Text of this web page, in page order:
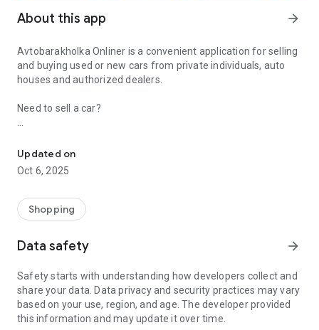
About this app arrow_forward
Avtobarakholka Onliner is a convenient application for selling
and buying used or new cars from private individuals, auto
houses and authorized dealers.
Need to sell a car?
created account.
- Add a few photos of the machine, select the necessary
parameters and options, if desired, add a description.
Follow the 5 simple steps and potential buyers will see your
ad.
Want to buy a car?
- Built-in application filters and options will help make the
choice quick and convenient.
- In the application, you can save multiple filter sets and
quickly find -
Updated on
Oct 6, 2025
Shopping
Data safety arrow_forward
Safety starts with understanding how developers collect and
share your data. Data privacy and security practices may vary
based on your use, region, and age. The developer provided
this information and may update it over time.